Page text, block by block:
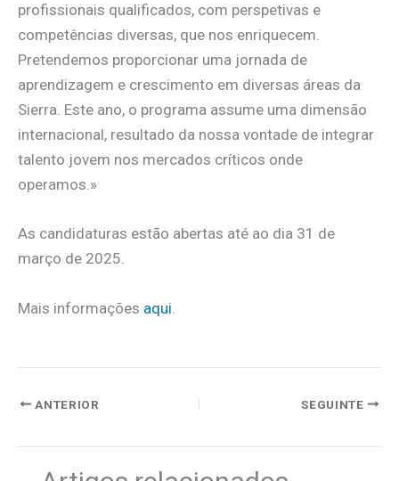
profissionais qualificados, com perspetivas e
competências diversas, que nos enriquecem.
Pretendemos proporcionar uma jornada de
aprendizagem e crescimento em diversas áreas da
Sierra. Este ano, o programa assume uma dimensão
internacional, resultado da nossa vontade de integrar
talento jovem nos mercados críticos onde
operamos.»
As candidaturas estão abertas até ao dia 31 de
março de 2025.
Mais informações aqui
ANTERIOR SEGUINTE